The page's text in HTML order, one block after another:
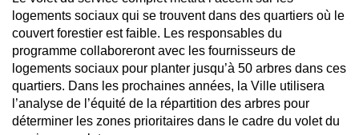
logements sociaux qui se trouvent dans des quartiers où le
couvert forestier est faible. Les responsables du
programme collaboreront avec les fournisseurs de
logements sociaux pour planter jusqu’à 50 arbres dans ces
quartiers. Dans les prochaines années, la Ville utilisera
l’analyse de l’équité de la répartition des arbres pour
déterminer les zones prioritaires dans le cadre du volet du